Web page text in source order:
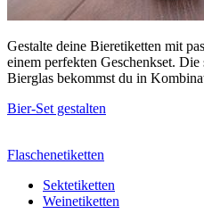
Gestalte deine Bieretiketten mit
einem perfekten Geschenkset.
Bierglas bekommst du in
Bier-Set gestalten
Flaschenetiketten
Sektetiketten
Weinetiketten